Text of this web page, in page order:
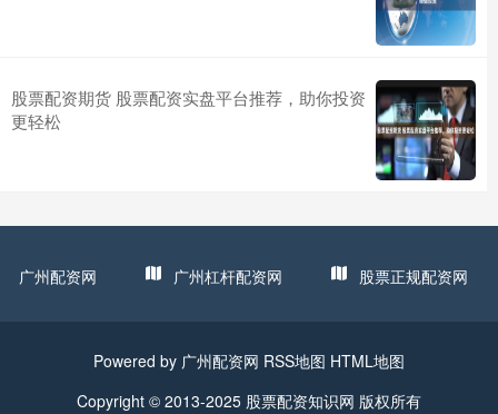
股票配资期货 股票配资实盘平台推荐，助你投资
更轻松
广州配资网 广州杠杆配资网 股票正规配资网
Powered by 广州配资网 RSS地图 HTML地图
Copyright © 2013-2025 股票配资知识网 版权所有